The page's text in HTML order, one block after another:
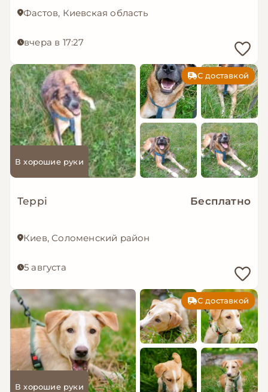
Фастов, Киевская область
вчера в 17:27
С доставкой
В хорошие руки
Террі Бесплатно
Киев, Соломенский район
5 августа
С доставкой
В хорошие руки